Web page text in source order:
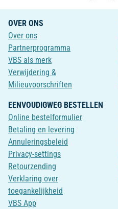
OVER ONS
Over ons
Partnerprogramma
VBS als merk
Verwijdering &
Milieuvoorschriften
EENVOUDIGWEG BESTELLEN
Online bestelformulier
Betaling en levering
Annuleringsbeleid
Privacy-settings
Retourzending
Verklaring over
toegankelijkheid
VBS App